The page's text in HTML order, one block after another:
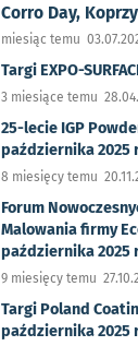
Corro Day,
miesiąc temu
Targi EXPO-
3 miesiące temu
25-lecie IGP
października 2025
8 miesięcy temu
Forum
Malowania firmy
października 2025
9 miesięcy temu
Targi Poland
października 2025